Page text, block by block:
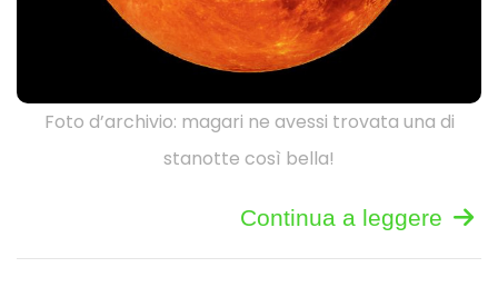
Foto d’archivio: magari ne avessi trovata una di
stanotte così bella!
Continua a leggere